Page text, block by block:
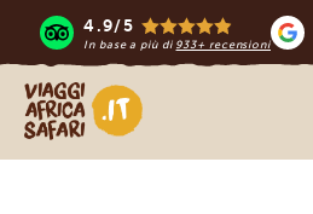
4.9/5
In base a più di 933+ recensioni
Viaggi Africa Safari